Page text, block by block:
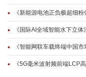
《新能源电池正负极超细
《国际AI全域智能水下立
《智能网联车载终端中国
《5G毫米波射频前端LCP